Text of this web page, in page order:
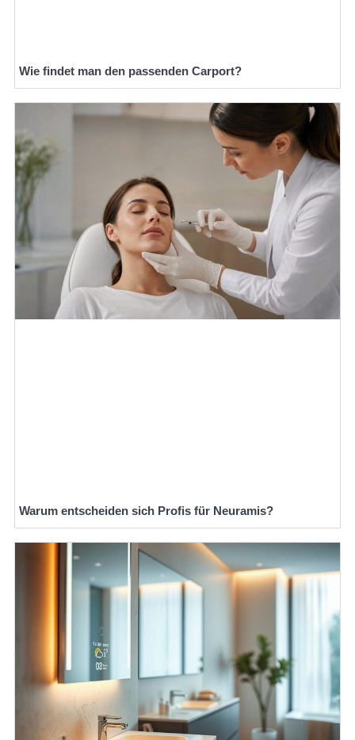
Wie findet man den passenden Carport?
Warum entscheiden sich Profis für Neuramis?